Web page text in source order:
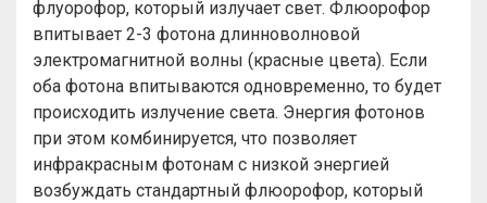
флуорофор, который излучает свет. Флюорофор
впитывает 2-3 фотона длинноволновой
электромагнитной волны (красные цвета). Если
оба фотона впитываются одновременно, то будет
происходить излучение света. Энергия фотонов
при этом комбинируется, что позволяет
инфракрасным фотонам с низкой энергией
возбуждать стандартный флюорофор, который